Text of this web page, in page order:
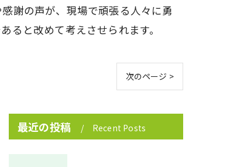
謝の声が、現場で頑張る人々に勇
ると改めて考えさせられます。
次のページ >
最近の投稿 Recent Posts